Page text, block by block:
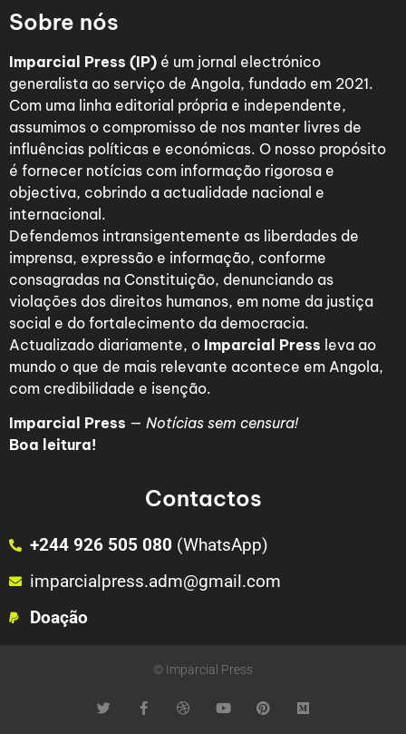
Sobre nós
Imparcial Press (IP) é um jornal electrónico
generalista ao serviço de Angola, fundado em 2021.
Com uma linha editorial própria e independente,
assumimos o compromisso de nos manter livres de
influências políticas e económicas. O nosso propósito
é fornecer notícias com informação rigorosa e
objectiva, cobrindo a actualidade nacional e
internacional.
Defendemos intransigentemente as liberdades de
imprensa, expressão e informação, conforme
consagradas na Constituição, denunciando as
violações dos direitos humanos, em nome da justiça
social e do fortalecimento da democracia.
Actualizado diariamente, o Imparcial Press leva ao
mundo o que de mais relevante acontece em Angola,
com credibilidade e isenção.
Imparcial Press — Notícias sem censura!
Boa leitura!
Contactos
+244 926 505 080 (WhatsApp)
imparcialpress.adm@gmail.com
Doação
© Imparcial Press